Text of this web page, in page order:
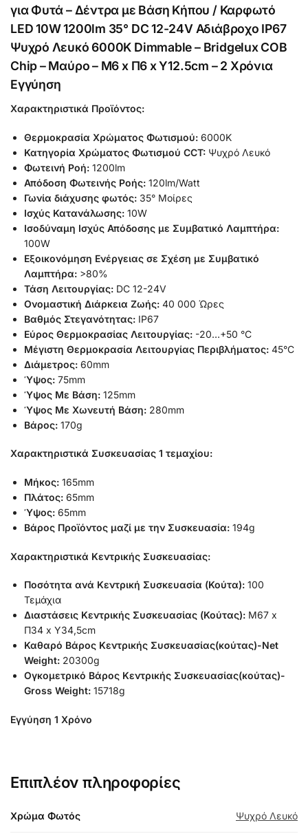
για Φυτά – Δέντρα με Βάση Κήπου / Καρφωτό
LED 10W 1200lm 35° DC 12-24V Αδιάβροχο IP67
Ψυχρό Λευκό 6000K Dimmable – Bridgelux COB
Chip – Μαύρο – Μ6 x Π6 x Υ12.5cm – 2 Χρόνια
Εγγύηση
Χαρακτηριστικά Προϊόντος:
Θερμοκρασία Χρώματος Φωτισμού: 6000K
Κατηγορία Χρώματος Φωτισμού CCT: Ψυχρό Λευκό
Φωτεινή Ροή: 1200lm
Απόδοση Φωτεινής Ροής: 120lm/Watt
Γωνία διάχυσης φωτός: 35° Μοίρες
Ισχύς Κατανάλωσης: 10W
Ισοδύναμη Ισχύς Απόδοσης με Συμβατικό Λαμπτήρα:
100W
Εξοικονόμηση Ενέργειας σε Σχέση με Συμβατικό
Λαμπτήρα: >80%
Τάση Λειτουργίας: DC 12-24V
Ονομαστική Διάρκεια Ζωής: 40 000 Ώρες
Βαθμός Στεγανότητας: IP67
Εύρος Θερμοκρασίας Λειτουργίας: -20…+50 °C
Μέγιστη Θερμοκρασία Λειτουργίας Περιβλήματος: 45°C
Διάμετρος: 60mm
Ύψος: 75mm
Ύψος Με Βάση: 125mm
Ύψος Με Χωνευτή Βάση: 280mm
Βάρος: 170g
Χαρακτηριστικά Συσκευασίας 1 τεμαχίου:
Μήκος: 165mm
Πλάτος: 65mm
Ύψος: 65mm
Βάρος Προϊόντος μαζί με την Συσκευασία: 194g
Χαρακτηριστικά Κεντρικής Συσκευασίας:
Ποσότητα ανά Κεντρική Συσκευασία (Κούτα): 100
Τεμάχια
Διαστάσεις Κεντρικής Συσκευασίας (Κούτας): Μ67 x
Π34 x Υ34,5cm
Καθαρό Βάρος Κεντρικής Συσκευασίας(κούτας)-Net
Weight: 20300g
Ογκομετρικό Βάρος Κεντρικής Συσκευασίας(κούτας)-
Gross Weight: 15718g
Εγγύηση 1 Χρόνο
Επιπλέον πληροφορίες
Χρώμα Φωτός Ψυχρό Λευκό